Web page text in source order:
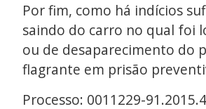
Por fim, como há indícios
saindo do carro no qual foi
ou de desaparecimento do
flagrante em prisão
Processo: 0011229-